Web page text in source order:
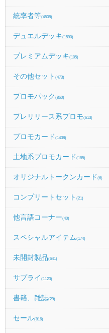
統率者等(4508)
デュエルデッキ(1590)
プレミアムデッキ(105)
その他セット (473)
プロモパック (860)
プレリリース系プロモ(613)
プロモカード (1438)
土地系プロモカード (185)
オリジナルトークンカード (6)
コンプリートセット (21)
他言語コーナー(40)
スペシャルアイテム (174)
未開封製品(641)
サプライ (1123)
書籍、雑誌(29)
セール(816)